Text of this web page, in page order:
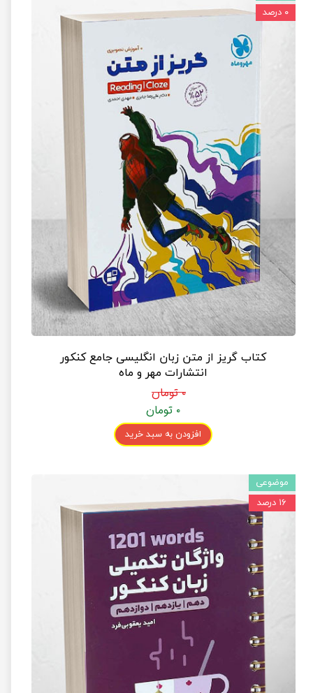
کتاب گریز از متن زبان انگلیسی جامع کنکور
انتشارات مهر و ماه
۰ تومان
۰ تومان
افزودن به سبد خرید
۰ درصد
موضوعی
۱۶ درصد